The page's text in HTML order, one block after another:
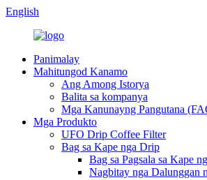
English
Panimalay
Mahitungod Kanamo
Ang Among Istorya
Balita sa kompanya
Mga Kanunayng Pangutana
Mga Produkto
UFO Drip Coffee Filter
Bag sa Kape nga Drip
Bag sa Pagsala sa Kape
Nagbitay nga Dalunggan